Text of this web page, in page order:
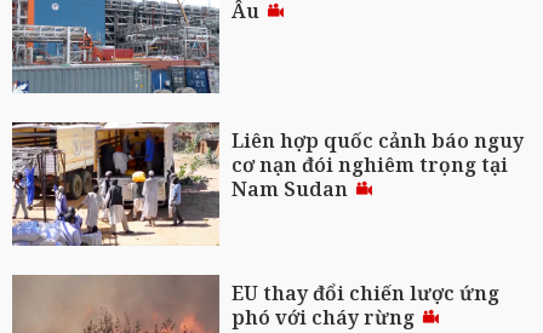
Âu
Liên hợp quốc cảnh báo nguy
cơ nạn đói nghiêm trọng tại
Nam Sudan
EU thay đổi chiến lược ứng
phó với cháy rừng